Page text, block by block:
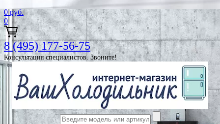
0 руб.
0
8 (495) 177-56-75
Консультация специалистов. Звоните!